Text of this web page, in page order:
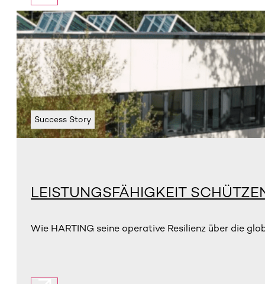
Success Story
LEISTUNGSFÄHIGKEIT
Wie HARTING seine operative Resilienz über die